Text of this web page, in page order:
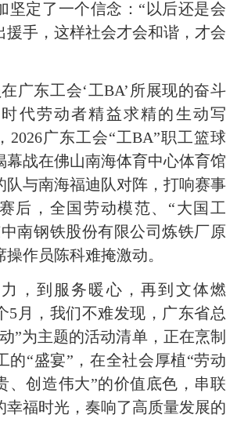
坚定了一个信念：“以后还是会
援手，这样社会才会和谐，才会
东工会‘工BA’所展现的奋斗
代劳动者精益求精的生动写
2026广东工会“工BA”职工篮球
幕战在佛山南海体育中心体育馆
队与南海福迪队对阵，打响赛事
后，全国劳动模范、“大国工
南钢铁股份有限公司炼铁厂原
作员陈科难掩激动。
到服务暖心，再到文体燃
月，我们不难发现，广东省总
”为主题的活动清单，正在烹制
的“盛宴”，在全社会厚植“劳动
、创造伟大”的价值底色，串联
幸福时光，奏响了高质量发展的